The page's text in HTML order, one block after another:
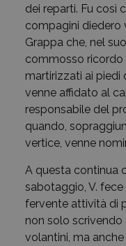
dei reparti. Fu così
compagini diedero
Grappa che, nel
commosso
martirizzati ai piedi
venne affidato al
responsabile del
quando,
vertice, venne
A questa continua
sabotaggio, V.
fervente attività di
non solo
volantini, ma